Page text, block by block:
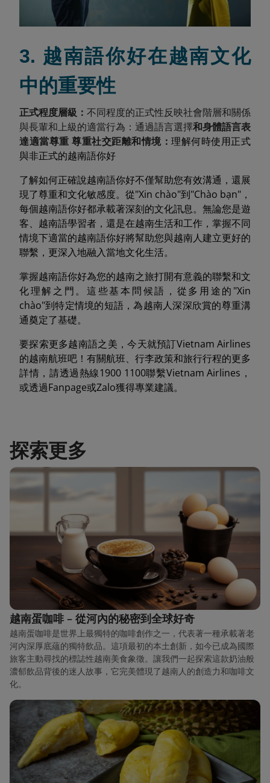
3. 越南語你好在越南文化
中的重要性
正式程度層級： 不同程度的正式性反映社會階層和關係
與長輩和上級的適當行為：通過語言選擇和身體語言表
達適當尊重 尊重社交距離和情境：理解何時使用正式
與非正式的越南語你好
了解如何正確說越南語你好不僅幫助您有效溝通，還展
現了尊重和文化敏感度。從"Xin chào"到"Chào bạn"，
每個越南語你好都承載著深刻的文化訊息。無論您是遊
客、越南語學習者，還是在越南生活和工作，掌握不同
情境下適當的越南語你好將幫助您與越南人建立更好的
聯繫，更深入地融入當地文化生活。
掌握越南語你好為您的越南之旅打開有意義的聯繫和文
化理解之門。這些基本問候語，從多用途的"Xin
chào"到特定情境的短語，為越南人深深欣賞的尊重溝
通奠定了基礎。
要探索更多越南語之美，今天就預訂Vietnam Airlines
的越南航班吧！有關航班、行李政策和旅行行程的更多
詳情，請透過熱線1900 1100聯繫Vietnam Airlines，
或透過Fanpage或Zalo獲得專業建議。
探索更多
越南蛋咖啡 – 從河內的秘密到全球好奇
越南蛋咖啡是世界上最獨特的咖啡創作之一，代表著一種承載著老
河內深厚底蘊的獨特飲品。這項最初的本土創新，如今已成為國際
旅客主動尋找的標誌性越南美食象徵。讓我們一起探索這款奶油般
濃郁飲品背後的迷人故事，它完美體現了越南人的創造力和咖啡文
化。